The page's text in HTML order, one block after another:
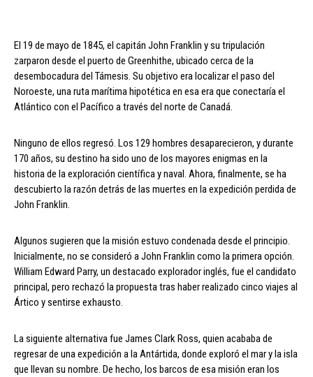
El 19 de mayo de 1845, el capitán John Franklin y su tripulación
zarparon desde el puerto de Greenhithe, ubicado cerca de la
desembocadura del Támesis. Su objetivo era localizar el paso del
Noroeste, una ruta marítima hipotética en esa era que conectaría el
Atlántico con el Pacífico a través del norte de Canadá.
Ninguno de ellos regresó. Los 129 hombres desaparecieron, y durante
170 años, su destino ha sido uno de los mayores enigmas en la
historia de la exploración científica y naval. Ahora, finalmente, se ha
descubierto la razón detrás de las muertes en la expedición perdida de
John Franklin.
Algunos sugieren que la misión estuvo condenada desde el principio.
Inicialmente, no se consideró a John Franklin como la primera opción.
William Edward Parry, un destacado explorador inglés, fue el candidato
principal, pero rechazó la propuesta tras haber realizado cinco viajes al
Ártico y sentirse exhausto.
La siguiente alternativa fue James Clark Ross, quien acababa de
regresar de una expedición a la Antártida, donde exploró el mar y la isla
que llevan su nombre. De hecho, los barcos de esa misión eran los